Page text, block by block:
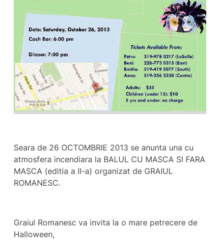
Seara de 26 OCTOMBRIE 2013 se anunta una cu
atmosfera incendiara la BALUL CU MASCA SI FARA
MASCA (editia a II-a) organizat de GRAIUL
ROMANESC.
Graiul Romanesc va invita la o mare petrecere de
Halloween,